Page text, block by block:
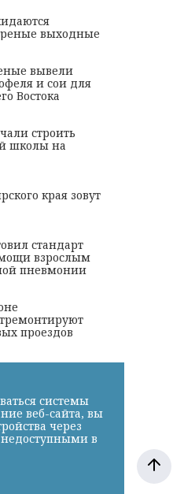
выходные
вывели
и сои для
Востока
строить
школы на
края зовут
стандарт
взрослым
пневмонии
проездов
системы
веб-сайта, вы
через
недоступными в